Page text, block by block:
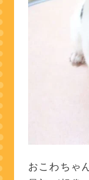
おこわちゃ